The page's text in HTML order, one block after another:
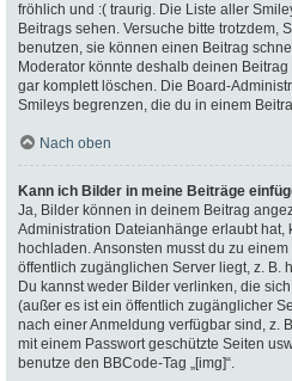
fröhlich und :( traurig. Die Liste aller
Beitrags sehen. Versuche bitte trotzdem,
benutzen, sie können einen Beitrag
Moderator könnte deshalb deinen
gar komplett löschen. Die Board-
Smileys begrenzen, die du in einem
Nach oben
Kann ich Bilder in meine Beiträge
Ja, Bilder können in deinem Beitrag
Administration Dateianhänge erlaubt hat,
hochladen. Ansonsten musst du zu
öffentlich zugänglichen Server liegt, z. B.
Du kannst weder Bilder verlinken, die
(außer es ist ein öffentlich zugänglicher
nach einer Anmeldung verfügbar sind, z.
mit einem Passwort geschützte Seiten
benutze den BBCode-Tag „[img]“.